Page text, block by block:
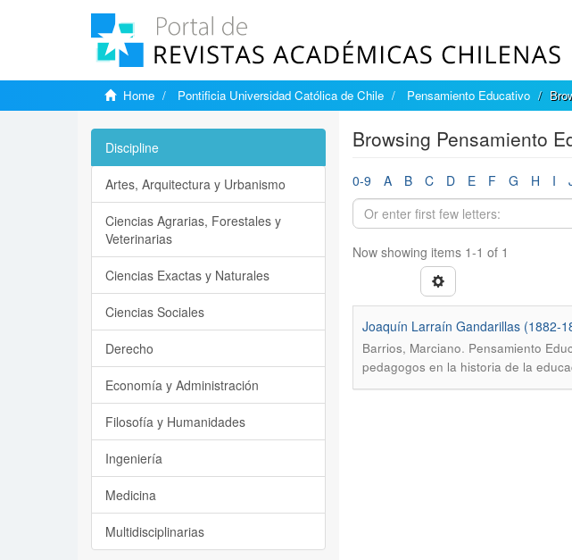
Home Pontificia Universidad Católica de Chile Pensamiento Educativo
Browsing Pensamiento
0-9 A B C D E F G H I
Now showing items 1-1 of 1
Joaquín Larraín Gandarillas (1882-
Barrios, Marciano. Pensamiento
pedagogos en la historia de la
Discipline
Artes, Arquitectura y Urbanismo
Ciencias Agrarias, Forestales y
Veterinarias
Ciencias Exactas y Naturales
Ciencias Sociales
Derecho
Economía y Administración
Filosofía y Humanidades
Ingeniería
Medicina
Multidisciplinarias